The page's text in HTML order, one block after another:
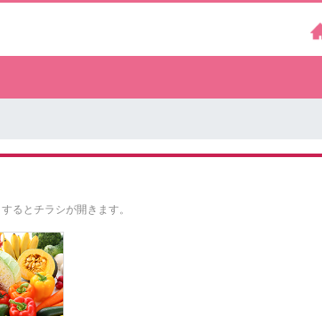
るとチラシが開きます。